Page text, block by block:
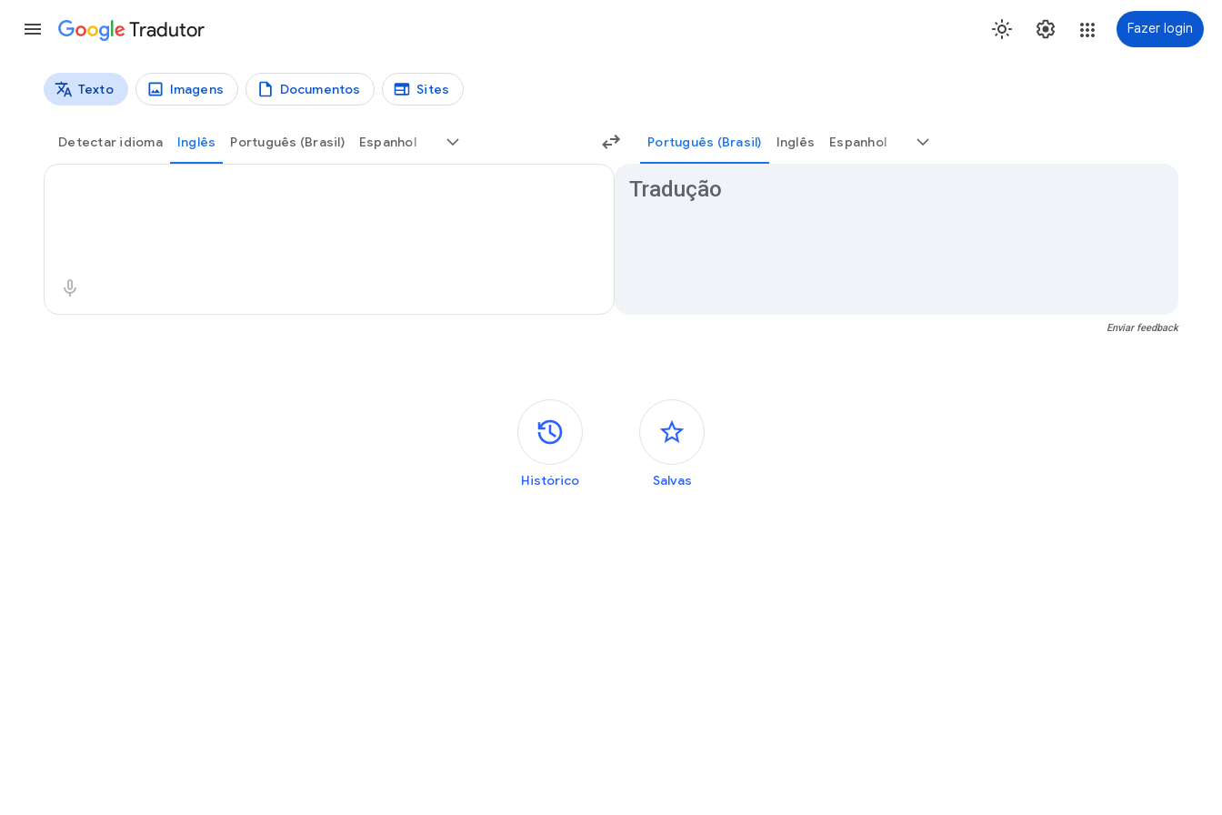
Tradutor Fazer login
Tipos de tradução
Texto Imagens Documentos Sites
Detectar idioma Inglês Português (Brasil) Espanhol Português (Brasil) Inglês Espanhol
Texto de origem
Tradução
Enviar feedback
Painéis laterais
Histórico Salvas